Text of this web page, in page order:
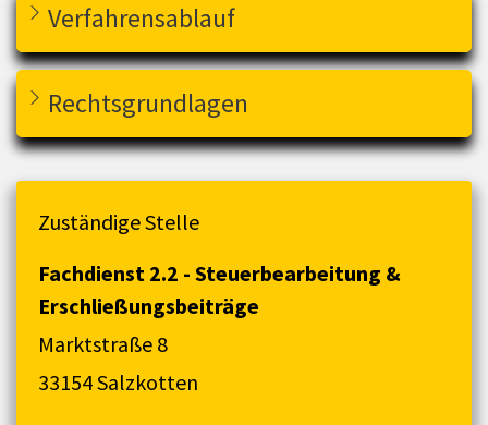
Verfahrensablauf
Rechtsgrundlagen
Zuständige Stelle
Fachdienst 2.2 - Steuerbearbeitung &
Erschließungsbeiträge
Marktstraße 8
33154 Salzkotten